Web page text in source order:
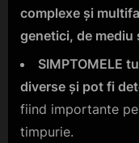
complexe și
genetici, de mediu
SIMPTOMELE
diverse și pot fi
fiind importante
timpurie.